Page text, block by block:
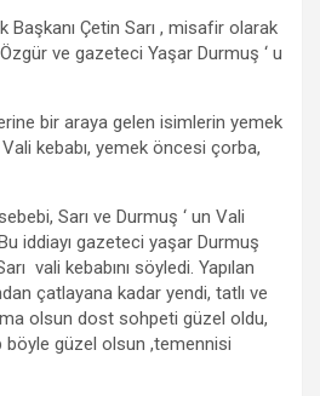
Başkanı Çetin Sarı , misafir olarak
ve gazeteci Yaşar Durmuş ‘ u
bir araya gelen isimlerin yemek
kebabı, yemek öncesi çorba,
Sarı ve Durmuş ‘ un Vali
iddiayı gazeteci yaşar Durmuş
vali kebabını söyledi. Yapılan
çatlayana kadar yendi, tatlı ve
olsun dost sohpeti güzel oldu,
böyle güzel olsun ,temennisi